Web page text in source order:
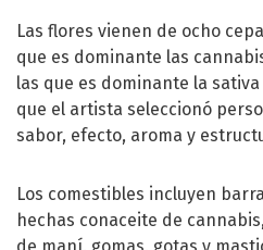
Las flores vienen de ocho
que es dominante las
las que es dominante la
que el artista seleccionó
sabor, efecto, aroma y
Los comestibles incluyen
hechas conaceite de